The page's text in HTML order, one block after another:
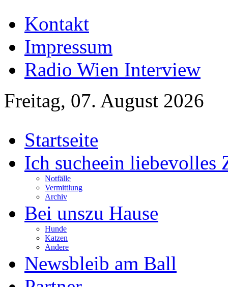
Kontakt
Impressum
Radio Wien Interview
Freitag, 07. August 2026
Startseite
Ich sucheein liebevolles
Notfälle
Vermittlung
Archiv
Bei unszu Hause
Hunde
Katzen
Andere
Newsbleib am Ball